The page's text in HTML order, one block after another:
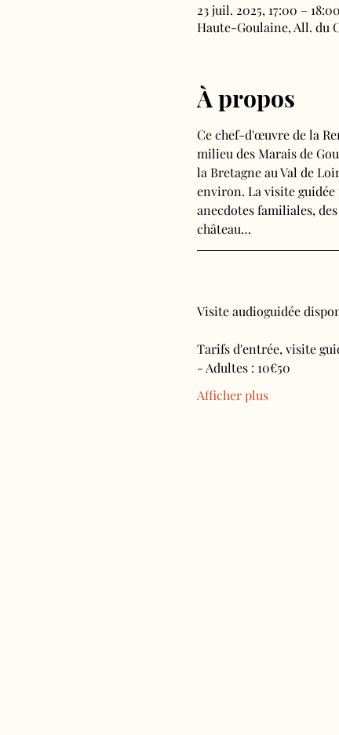
23 juil. 2025, 17:00 – 18:00
Haute-Goulaine, All. du
À propos
Ce chef-d'œuvre de la
milieu des Marais de
la Bretagne au Val de
environ. La visite
anecdotes familiales,
château…
Visite audioguidée
Tarifs d'entrée, visite
- Adultes : 10€50
Afficher plus